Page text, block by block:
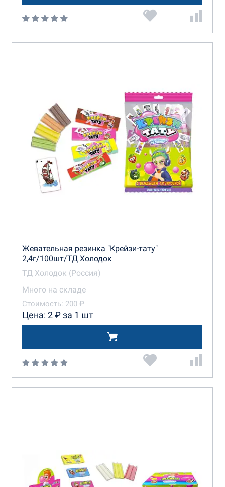
Жевательная резинка "Крейзи-тату"
2,4г/100шт/ТД Холодок
ТД Холодок (Россия)
Много на складе
Стоимость: 200 ₽
Цена: 2 ₽ за 1 шт